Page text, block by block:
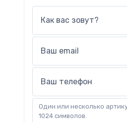
Как вас зовут?
Ваш email
Ваш телефон